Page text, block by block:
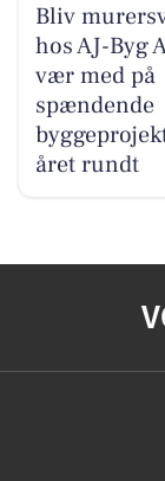
Bliv
hos AJ-Byg
vær med på
spændende
året rundt